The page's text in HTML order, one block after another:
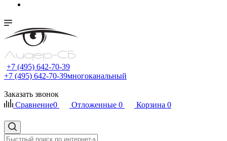
+7 (495) 642-70-39
+7 (495) 642-70-39многоканальный
Заказать звонок
Сравнение0 Отложенные 0 Корзина 0